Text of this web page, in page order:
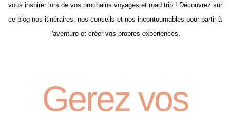
vous inspirer lors de vos prochains voyages et road trip ! Découvrez sur
ce blog nos itinéraires, nos conseils et nos incontournables pour partir à
l'aventure et créer vos propres expériences.
Gerez vos